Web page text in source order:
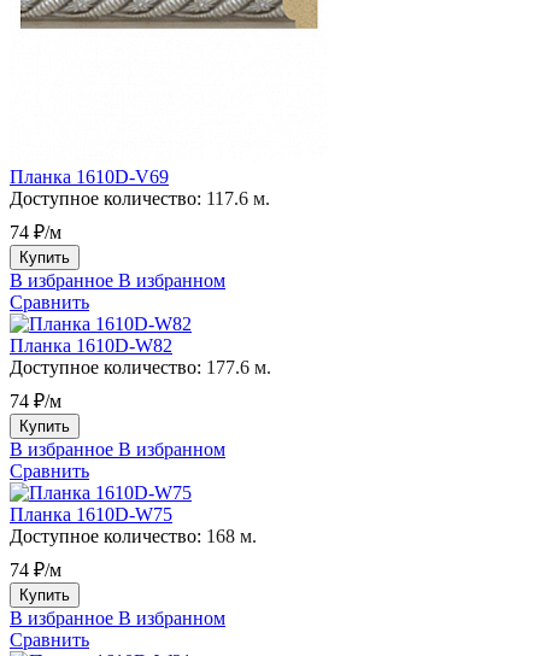
Планка 1610D-V69
Доступное количество: 117.6 м.
74 ₽/м
Купить
В избранное В избранном
Сравнить
Планка 1610D-W82
Доступное количество: 177.6 м.
74 ₽/м
Купить
В избранное В избранном
Сравнить
Планка 1610D-W75
Доступное количество: 168 м.
74 ₽/м
Купить
В избранное В избранном
Сравнить